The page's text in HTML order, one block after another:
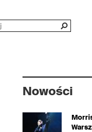
Nowości